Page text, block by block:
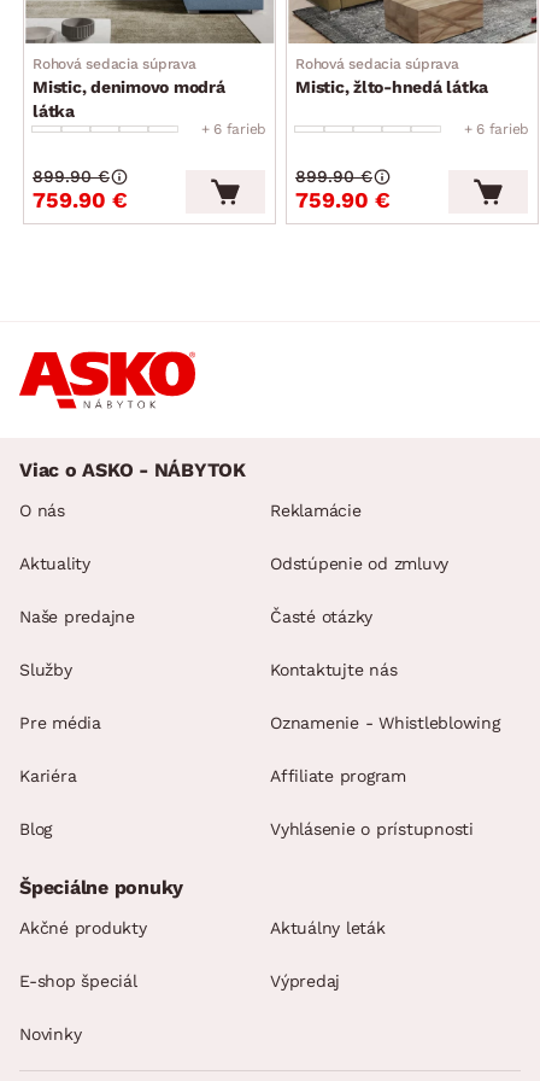
Rohová sedacia súprava
Mistic, denimovo modrá
látka
+ 6 farieb
759.90 €
899.90 €
Rohová sedacia súprava
Mistic, žlto-hnedá látka
+ 6 farieb
759.90 €
899.90 €
Viac o ASKO - NÁBYTOK
O nás
Aktuality
Naše predajne
Služby
Pre média
Kariéra
Blog
Reklamácie
Odstúpenie od zmluvy
Časté otázky
Kontaktujte nás
Oznamenie - Whistleblowing
Affiliate program
Vyhlásenie o prístupnosti
Špeciálne ponuky
Akčné produkty Aktuálny leták
E-shop špeciál Výpredaj
Novinky